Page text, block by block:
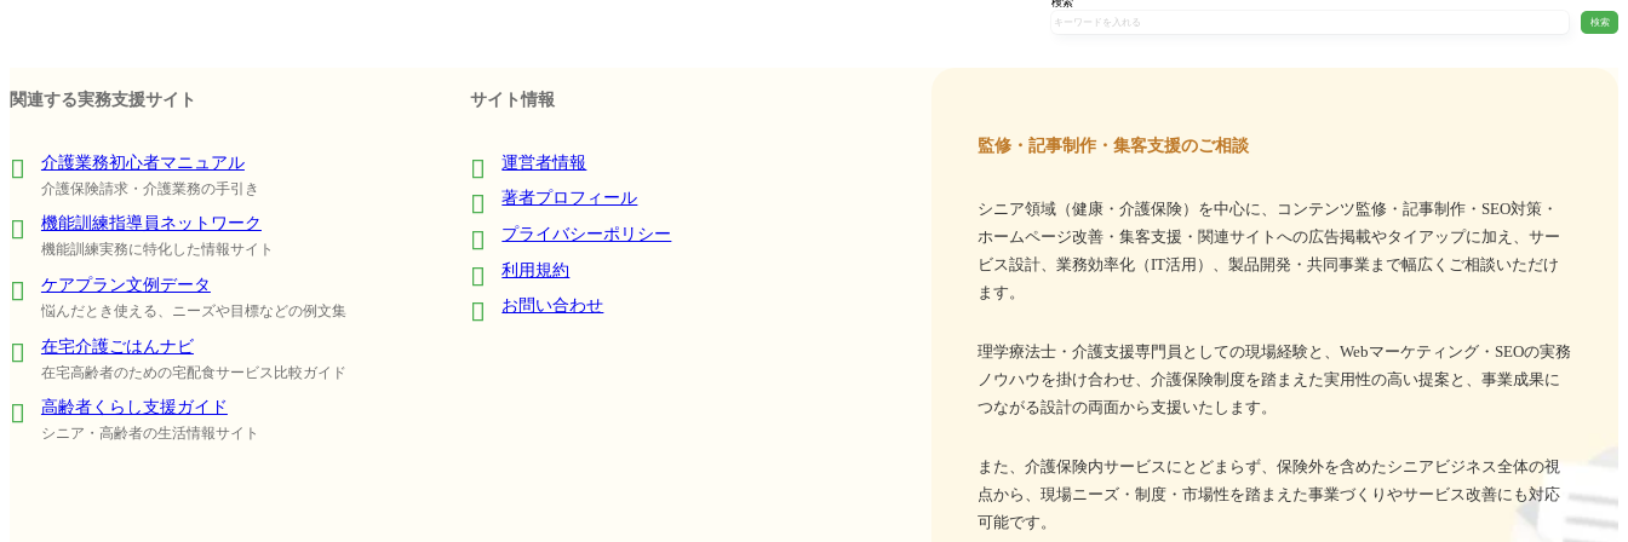
検索
検索
関連する実務支援サイト
介護業務初心者マニュアル
介護保険請求・介護業務の手引き
機能訓練指導員ネットワーク
機能訓練実務に特化した情報サイト
ケアプラン文例データ
悩んだとき使える、ニーズや目標などの例文集
在宅介護ごはんナビ
在宅高齢者のための宅配食サービス比較ガイド
高齢者くらし支援ガイド
シニア・高齢者の生活情報サイト
サイト情報
運営者情報
著者プロフィール
プライバシーポリシー
利用規約
お問い合わせ
監修・記事制作・集客支援のご相談
シニア領域（健康・介護保険）を中心に、コンテンツ監修・記事制作・SEO対策・
ホームページ改善・集客支援・関連サイトへの広告掲載やタイアップに加え、サー
ビス設計、業務効率化（IT活用）、製品開発・共同事業まで幅広くご相談いただけ
ます。
理学療法士・介護支援専門員としての現場経験と、Webマーケティング・SEOの実務
ノウハウを掛け合わせ、介護保険制度を踏まえた実用性の高い提案と、事業成果に
つながる設計の両面から支援いたします。
また、介護保険内サービスにとどまらず、保険外を含めたシニアビジネス全体の視
点から、現場ニーズ・制度・市場性を踏まえた事業づくりやサービス改善にも対応
可能です。